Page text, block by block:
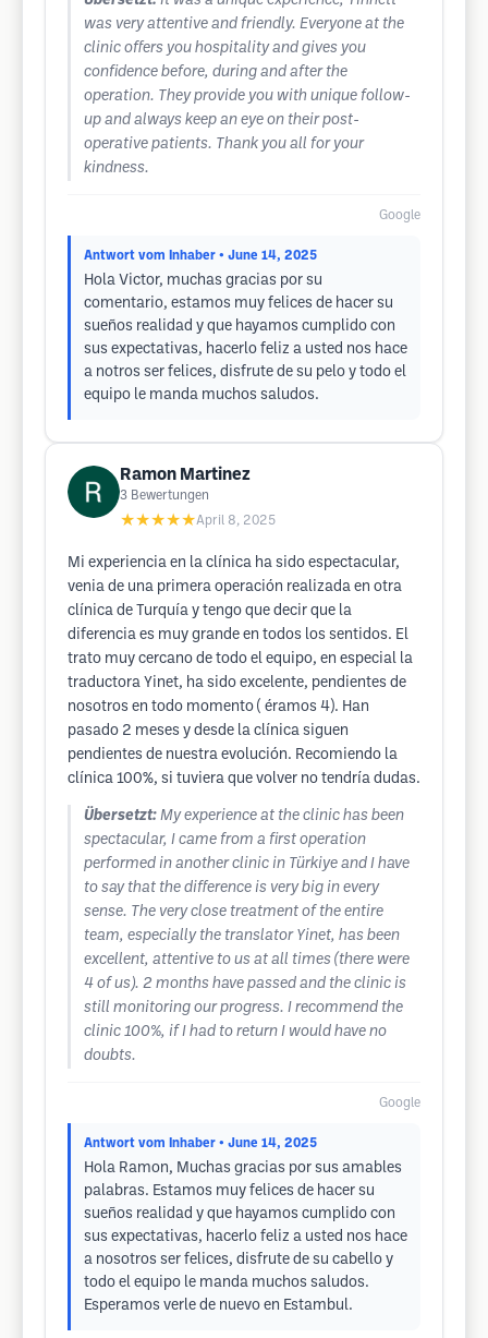
was very attentive and friendly. Everyone at the
clinic offers you hospitality and gives you
confidence before, during and after the
operation. They provide you with unique follow-
up and always keep an eye on their post-
operative patients. Thank you all for your
kindness.
Google
Antwort vom Inhaber • June 14, 2025
Hola Victor, muchas gracias por su
comentario, estamos muy felices de hacer su
sueños realidad y que hayamos cumplido con
sus expectativas, hacerlo feliz a usted nos hace
a notros ser felices, disfrute de su pelo y todo el
equipo le manda muchos saludos.
Ramon Martinez
3 Bewertungen
★★★★★April 8, 2025
Mi experiencia en la clínica ha sido espectacular,
venia de una primera operación realizada en otra
clínica de Turquía y tengo que decir que la
diferencia es muy grande en todos los sentidos. El
trato muy cercano de todo el equipo, en especial la
traductora Yinet, ha sido excelente, pendientes de
nosotros en todo momento ( éramos 4). Han
pasado 2 meses y desde la clínica siguen
pendientes de nuestra evolución. Recomiendo la
clínica 100%, si tuviera que volver no tendría dudas.
Übersetzt: My experience at the clinic has been
spectacular, I came from a first operation
performed in another clinic in Türkiye and I have
to say that the difference is very big in every
sense. The very close treatment of the entire
team, especially the translator Yinet, has been
excellent, attentive to us at all times (there were
4 of us). 2 months have passed and the clinic is
still monitoring our progress. I recommend the
clinic 100%, if I had to return I would have no
doubts.
Google
Antwort vom Inhaber • June 14, 2025
Hola Ramon, Muchas gracias por sus amables
palabras. Estamos muy felices de hacer su
sueños realidad y que hayamos cumplido con
sus expectativas, hacerlo feliz a usted nos hace
a nosotros ser felices, disfrute de su cabello y
todo el equipo le manda muchos saludos.
Esperamos verle de nuevo en Estambul.